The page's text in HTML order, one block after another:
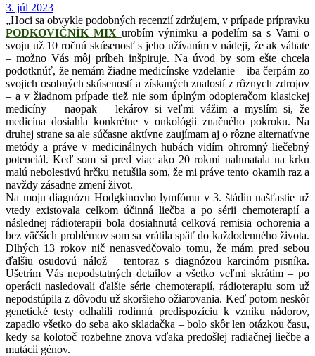
3. júl 2023
„Hoci sa obvykle podobných recenzií zdržujem, v prípade prípravku
PODKOVIČNÍK MIX urobím výnimku a podelím sa s Vami o
svoju už 10 ročnú skúsenosť s jeho užívaním v nádeji, že ak váhate
– možno Vás môj príbeh inšpiruje. Na úvod by som ešte chcela
podotknúť, že nemám žiadne medicínske vzdelanie – iba čerpám zo
svojich osobných skúseností a získaných znalostí z rôznych zdrojov
– a v žiadnom prípade tiež nie som úplným odopieračom klasickej
medicíny – naopak – lekárov si veľmi vážim a myslím si, že
medicína dosiahla konkrétne v onkológii značného pokroku. Na
druhej strane sa ale súčasne aktívne zaujímam aj o rôzne alternatívne
metódy a práve v medicinálnych hubách vidím ohromný liečebný
potenciál. Keď som si pred viac ako 20 rokmi nahmatala na krku
malú nebolestivú hrčku netušila som, že mi práve tento okamih raz a
navždy zásadne zmení život.
Na moju diagnózu Hodgkinovho lymfómu v 3. štádiu našťastie už
vtedy existovala celkom účinná liečba a po sérii chemoterapií a
následnej rádioterapii bola dosiahnutá celková remisia ochorenia a
bez väčších problémov som sa vrátila späť do každodenného života.
Dlhých 13 rokov nič nenasvedčovalo tomu, že mám pred sebou
ďalšiu osudovú nálož – tentoraz s diagnózou karcinóm prsníka.
Ušetrím Vás nepodstatných detailov a všetko veľmi skrátim – po
operácii nasledovali ďalšie série chemoterapií, rádioterapiu som už
nepodstúpila z dôvodu už skoršieho ožiarovania. Keď potom neskôr
genetické testy odhalili rodinnú predispozíciu k vzniku nádorov,
zapadlo všetko do seba ako skladačka – bolo skôr len otázkou času,
kedy sa kolotoč rozbehne znova vďaka predošlej radiačnej liečbe a
mutácii génov.